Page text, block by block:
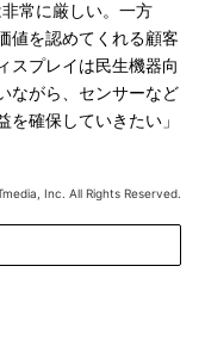
常に厳しい。一方
値を認めてくれる顧客
スプレイは民生機器向
ながら、センサーなど
確保していきたい」
Inc. All Rights Reserved.